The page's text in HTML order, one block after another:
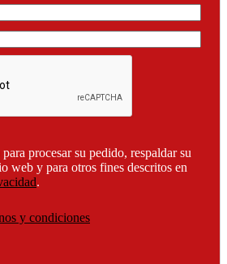
procesar su pedido, respaldar su
web y para otros fines descritos en
.
y condiciones